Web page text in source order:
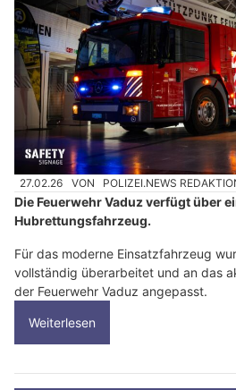
27.02.26 VON POLIZEI.NEWS
Die Feuerwehr Vaduz verfügt über
Hubrettungsfahrzeug.
Für das moderne Einsatzfahrzeug
vollständig überarbeitet und an das
der Feuerwehr Vaduz angepasst.
Weiterlesen